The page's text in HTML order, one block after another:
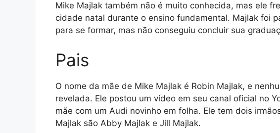
Mike Majlak também não é muito conhecida, mas ele
cidade natal durante o ensino fundamental. Majlak foi
para se formar, mas não conseguiu concluir sua
Pais
O nome da mãe de Mike Majlak é Robin Majlak, e
revelada. Ele postou um vídeo em seu canal oficial no
mãe com um Audi novinho em folha. Ele tem dois
Majlak são Abby Majlak e Jill Majlak.